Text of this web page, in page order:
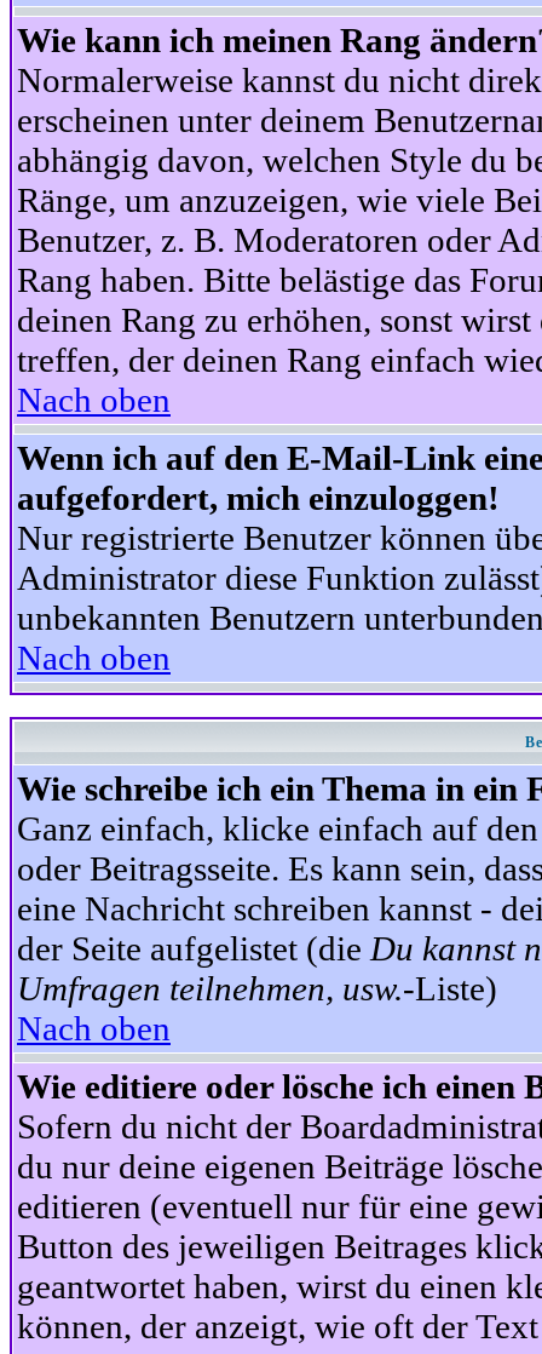
Wie kann ich meinen Rang
Normalerweise kannst du nicht
erscheinen unter deinem
abhängig davon, welchen Style du
Ränge, um anzuzeigen, wie viele
Benutzer, z. B. Moderatoren oder
Rang haben. Bitte belästige das
deinen Rang zu erhöhen, sonst
treffen, der deinen Rang einfach
Nach oben
Wenn ich auf den E-Mail-Link
aufgefordert, mich einzuloggen!
Nur registrierte Benutzer können
Administrator diese Funktion
unbekannten Benutzern
Nach oben
Wie schreibe ich ein Thema in ein
Ganz einfach, klicke einfach auf
oder Beitragsseite. Es kann sein,
eine Nachricht schreiben kannst -
der Seite aufgelistet (die Du kannst
Umfragen teilnehmen, usw.-Liste)
Nach oben
Wie editiere oder lösche ich einen
Sofern du nicht der
du nur deine eigenen Beiträge
editieren (eventuell nur für eine
Button des jeweiligen Beitrages
geantwortet haben, wirst du einen
können, der anzeigt, wie oft der